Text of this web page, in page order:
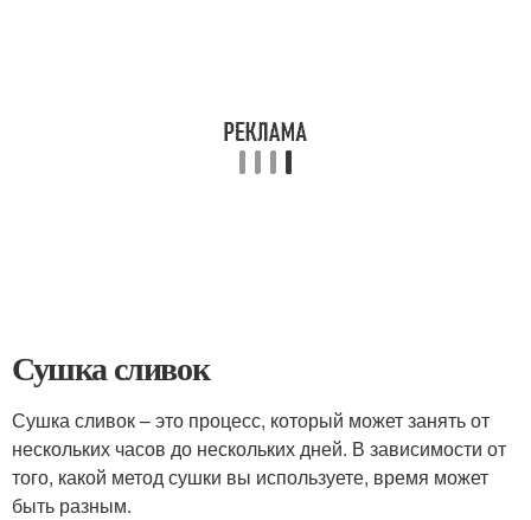
Сушка сливок
Сушка сливок – это процесс, который может занять от
нескольких часов до нескольких дней. В зависимости от
того, какой метод сушки вы используете, время может
быть разным.